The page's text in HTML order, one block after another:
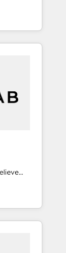
in both
and
range
Only